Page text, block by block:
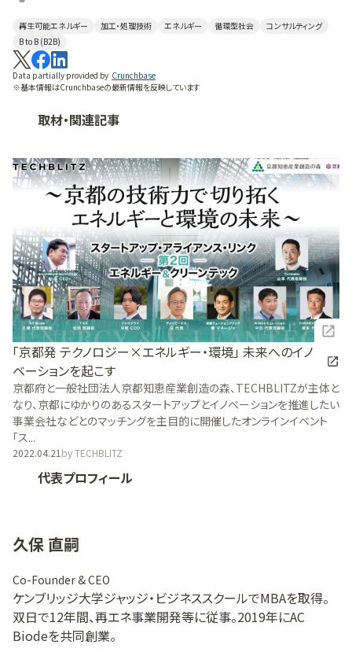
再生可能エネルギー 加工・処理技術 エネルギー 循環型社会
コンサルティング
B to B (B2B)
Data partially provided by Crunchbase
※基本情報はCrunchbaseの最新情報を反映しています
代表プロフィール
久保 直嗣
Co-Founder & CEO
ケンブリッジ大学ジャッジ・ビジネススクールでMBAを取得。
双日で12年間、再エネ事業開発等に従事。2019年にAC
Biodeを共同創業。
取材・関連記事
「京都発 テクノロジー×エネルギー・環境」 未来へのイノ
ベーションを起こす
京都府と一般社団法人京都知恵産業創造の森、TECHBLITZが主体と
なり、京都にゆかりのあるスタートアップとイノベーションを推進したい
事業会社などとのマッチングを主目的に開催したオンラインイベント
「ス...
2022.04.21 byTECHBLITZ